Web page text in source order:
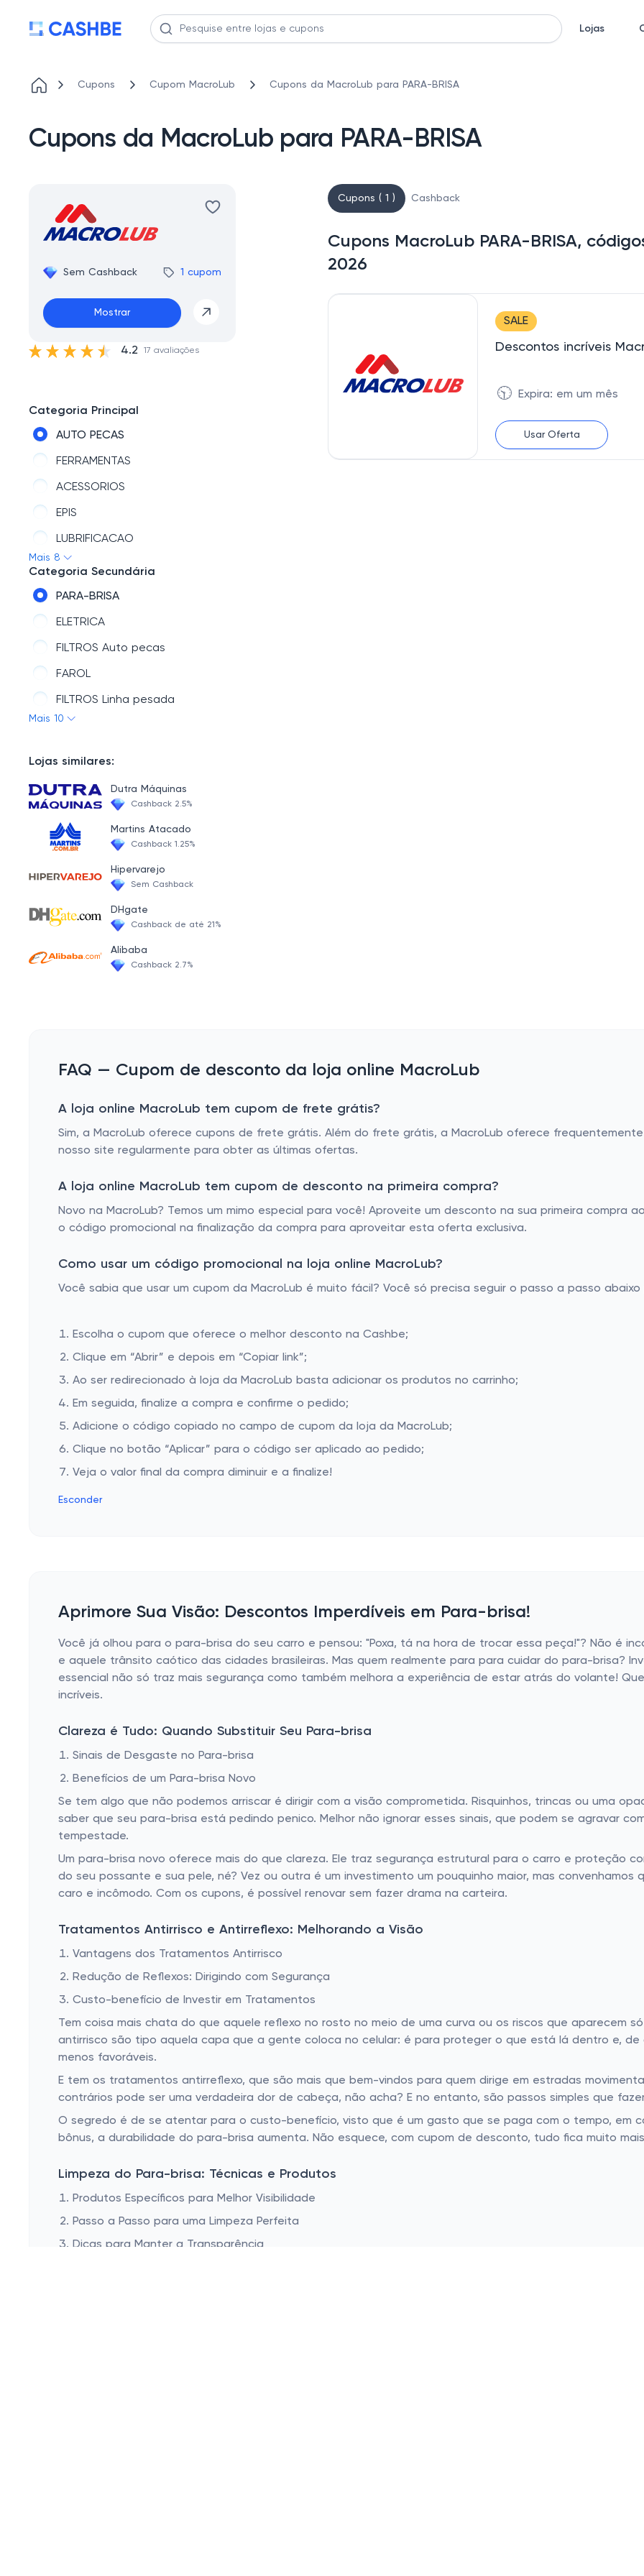
Lojas
Cupons Cupom MacroLub Cupons da MacroLub para PARA-BRISA
Cupons da MacroLub para PARA-BRISA
Sem Cashback 1 cupom
Mostrar
4.2 17 avaliações
Categoria Principal
AUTO PECAS
FERRAMENTAS
ACESSORIOS
EPIS
LUBRIFICACAO
EQUIPAMENTOS
REDUX32
ESTETICA
Mais 8
Categoria Secundária
PARA-BRISA
ELETRICA
FILTROS Auto pecas
FAROL
FILTROS Linha pesada
BATERIA
KITS DE REVISÃO
Mais 10
Lojas similares:
Dutra Máquinas
Cashback 2.5%
Martins Atacado
Cashback 1.25%
Hipervarejo
Sem Cashback
DHgate
Cashback de até 21%
Alibaba
Cashback 2.7%
Cupons ( 1 ) Cashback
Cupons MacroLub PARA-BRISA,
2026
SALE
Descontos incríveis
🕥 Expira: em um mês
Usar Oferta
FAQ — Cupom de desconto da loja online MacroLub
A loja online MacroLub tem cupom de frete grátis?
Sim, a MacroLub oferece cupons de frete grátis. Além do frete grátis, a MacroLub oferece
nosso site regularmente para obter as últimas ofertas.
A loja online MacroLub tem cupom de desconto na primeira compra?
Novo na MacroLub? Temos um mimo especial para você! Aproveite um desconto na sua primeira compra
o código promocional na finalização da compra para aproveitar esta oferta exclusiva.
Como usar um código promocional na loja online MacroLub?
Você sabia que usar um cupom da MacroLub é muito fácil? Você só precisa seguir o passo a passo
Escolha o cupom que oferece o melhor desconto na Cashbe;
Clique em “Abrir” e depois em “Copiar link”;
Ao ser redirecionado à loja da MacroLub basta adicionar os produtos no carrinho;
Em seguida, finalize a compra e confirme o pedido;
Adicione o código copiado no campo de cupom da loja da MacroLub;
Clique no botão “Aplicar” para o código ser aplicado ao pedido;
Veja o valor final da compra diminuir e a finalize!
Esconder
Aprimore Sua Visão: Descontos Imperdíveis em Para-brisa!
Você já olhou para o para-brisa do seu carro e pensou: "Poxa, tá na hora de trocar essa peça!"? Não é
e aquele trânsito caótico das cidades brasileiras. Mas quem realmente para para cuidar do para-brisa?
essencial não só traz mais segurança como também melhora a experiência de estar atrás do volante!
incríveis.
Clareza é Tudo: Quando Substituir Seu Para-brisa
Sinais de Desgaste no Para-brisa
Benefícios de um Para-brisa Novo
Se tem algo que não podemos arriscar é dirigir com a visão comprometida. Risquinhos, trincas ou uma
saber que seu para-brisa está pedindo penico. Melhor não ignorar esses sinais, que podem se agravar
tempestade.
Um para-brisa novo oferece mais do que clareza. Ele traz segurança estrutural para o carro e proteção
do seu possante e sua pele, né? Vez ou outra é um investimento um pouquinho maior, mas
caro e incômodo. Com os cupons, é possível renovar sem fazer drama na carteira.
Tratamentos Antirrisco e Antirreflexo: Melhorando a Visão
Vantagens dos Tratamentos Antirrisco
Redução de Reflexos: Dirigindo com Segurança
Custo-benefício de Investir em Tratamentos
Tem coisa mais chata do que aquele reflexo no rosto no meio de uma curva ou os riscos que aparecem
antirrisco são tipo aquela capa que a gente coloca no celular: é para proteger o que está lá dentro e, de
menos favoráveis.
E tem os tratamentos antirreflexo, que são mais que bem-vindos para quem dirige em estradas
contrários pode ser uma verdadeira dor de cabeça, não acha? E no entanto, são passos simples que
O segredo é de se atentar para o custo-benefício, visto que é um gasto que se paga com o tempo, em
bônus, a durabilidade do para-brisa aumenta. Não esquece, com cupom de desconto, tudo fica muito
Limpeza do Para-brisa: Técnicas e Produtos
Produtos Específicos para Melhor Visibilidade
Passo a Passo para uma Limpeza Perfeita
Dicas para Manter a Transparência